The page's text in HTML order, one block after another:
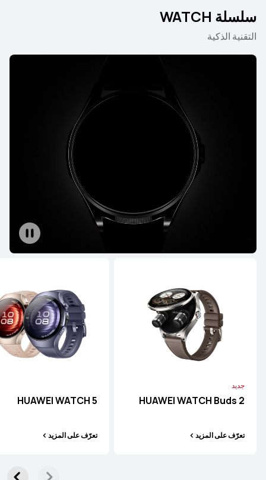
سلسلة WATCH
التقنية الذكية
جديد
HUAWEI WATCH Buds 2
تعرّف على المزيد
HUAWEI WATCH 5
تعرّف على المزيد